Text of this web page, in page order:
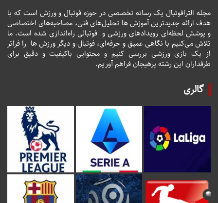
مجله الترافوتبال یک رسانه تخصصی در حوزه فوتبال و ورزش است که با
هدف ارائه جدیدترین آموزش ها تحلیل‌های فنی، مصاحبه‌های اختصاصی
و پوشش لحظه‌ای رویدادهای ورزشی و فوتبالی راه‌اندازی شده است. ما
تلاش می‌کنیم با نگاهی عمیق و حرفه‌ای، فوتبال و دیگر ورزش ها را فراتر
از یک بازی ورزشی بررسی کنیم و محتوایی باکیفیت و دقیق برای
طرفداران این رشته پرهیجان فراهم آوریم.
گالری